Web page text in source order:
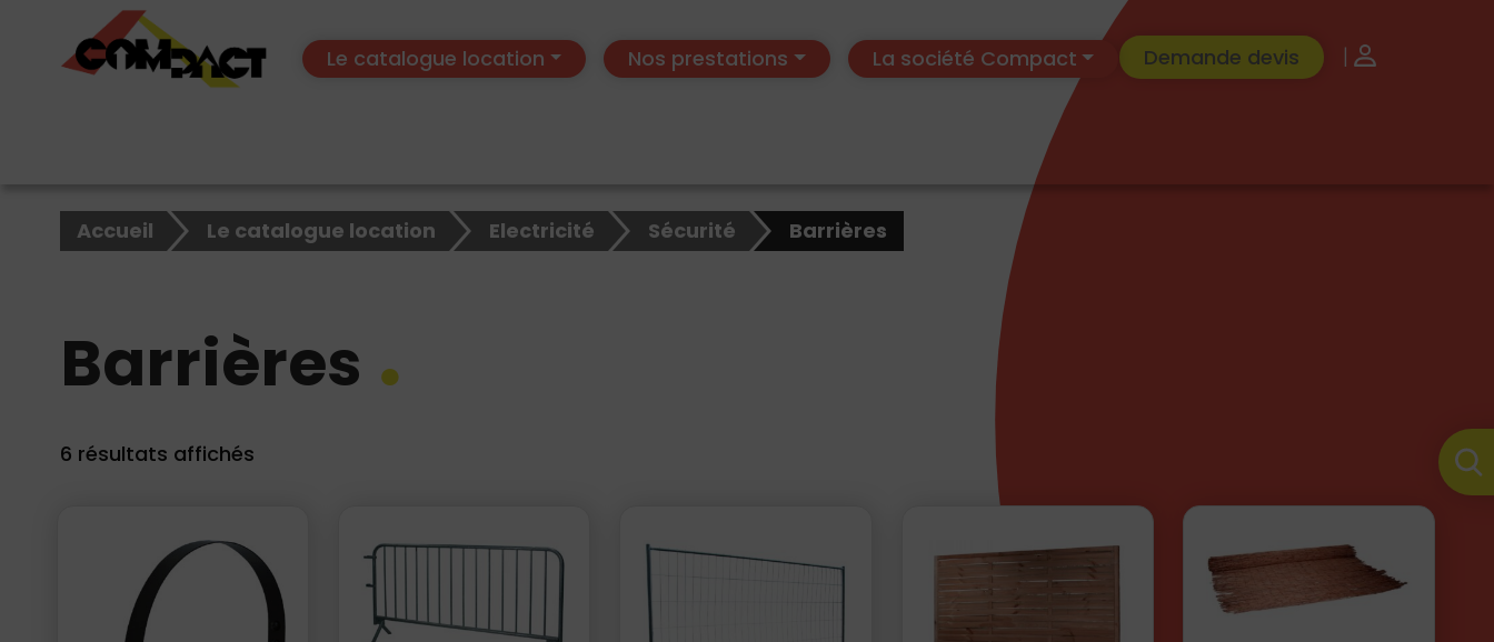
Le catalogue location Nos prestations La société Compact Demande devis |
Accueil Le catalogue location Electricité Sécurité Barrières
Barrières
6 résultats affichés
Rechercher
sur